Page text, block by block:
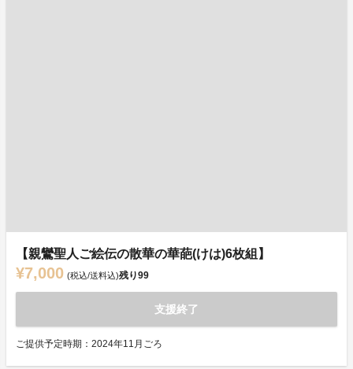
【親鸞聖人ご絵伝の散華の華葩(けは)6枚組】
¥7,000 (税込/送料込)残り99
支援終了
ご提供予定時期：2024年11月ごろ